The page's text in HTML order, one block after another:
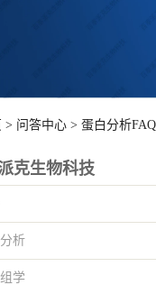
> 问答中心 > 蛋白分析
克生物科技
析
学